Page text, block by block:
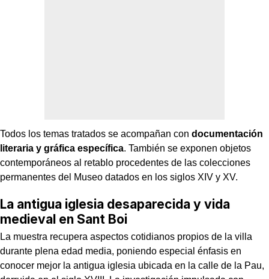
Todos los temas tratados se acompañan con documentación
literaria y gráfica específica. También se exponen objetos
contemporáneos al retablo procedentes de las colecciones
permanentes del Museo datados en los siglos XIV y XV.
La antigua iglesia desaparecida y vida
medieval en Sant Boi
La muestra recupera aspectos cotidianos propios de la villa
durante plena edad media, poniendo especial énfasis en
conocer mejor la antigua iglesia ubicada en la calle de la Pau,